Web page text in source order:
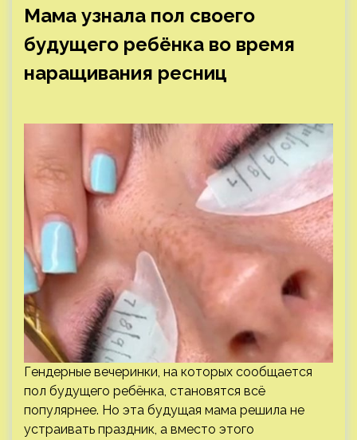
Мама узнала пол своего
будущего ребёнка во время
наращивания ресниц
Гендерные вечеринки, на которых сообщается
пол будущего ребёнка, становятся всё
популярнее. Но эта будущая мама решила не
устраивать праздник, а вместо этого